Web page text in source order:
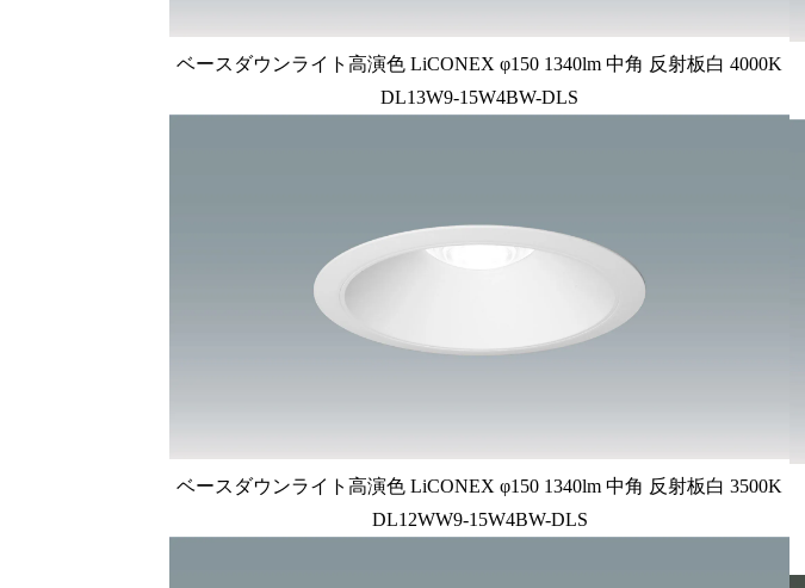
ベースダウンライト高演色 LiCONEX φ150 1340lm 中角 反射板白 4000K
DL13W9-15W4BW-DLS
ベースダウンライト高演色 LiCONEX φ150 1340lm 中角 反射板白 3500K
DL12WW9-15W4BW-DLS